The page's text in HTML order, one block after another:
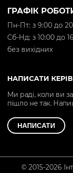
ГРАФІК
Пн-Пт: з 9:00 до
Cб-Нд: з 10:00 до
без вихідних
НАПИСАТИ
Ми раді, коли ви
пішло не так.
НАПИСАТИ
© 2015-2026